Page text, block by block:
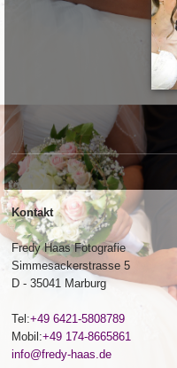
Kontakt
Fredy Haas Fotografie
Simmesackerstrasse 5
D - 35041 Marburg
Tel:+49 6421-5808789
Mobil:+49 174-8665861
info@fredy-haas.de